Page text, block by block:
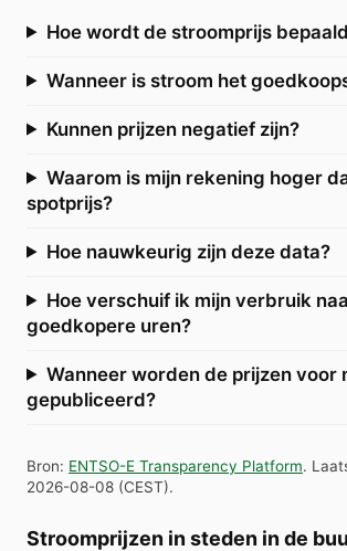
Hoe wordt de stroomprijs
Wanneer is stroom het
Kunnen prijzen negatief zijn?
Waarom is mijn rekening hoger
spotprijs?
Hoe nauwkeurig zijn deze data?
Hoe verschuif ik mijn verbruik
goedkopere uren?
Wanneer worden de prijzen voor
gepubliceerd?
Bron: ENTSO-E Transparency Platform.
2026-08-08 (CEST).
Stroomprijzen in steden in de